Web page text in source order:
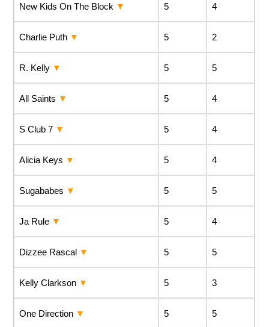
New Kids On The Block 5 4
Charlie Puth 5 2
R. Kelly 5 5
All Saints 5 4
S Club 7 5 4
Alicia Keys 5 4
Sugababes 5 5
Ja Rule 5 4
Dizzee Rascal 5 5
Kelly Clarkson 5 3
One Direction 5 5